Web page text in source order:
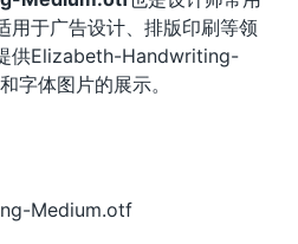
用于广告设计、排版印刷等领
供Elizabeth-Handwriting-
字体图片的展示。